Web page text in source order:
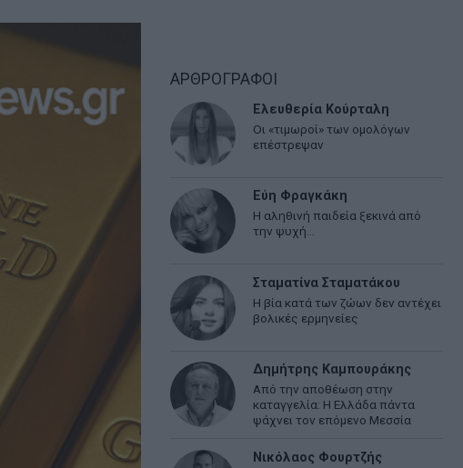
ΑΡΘΡΟΓΡΑΦΟΙ
Ελευθερία Κούρταλη
Οι «τιμωροί» των ομολόγων
επέστρεψαν
Εύη Φραγκάκη
Η αληθινή παιδεία ξεκινά από
την ψυχή…
Σταματίνα Σταματάκου
Η βία κατά των ζώων δεν αντέχει
βολικές ερμηνείες
Δημήτρης Καμπουράκης
Από την αποθέωση στην
καταγγελία: Η Ελλάδα πάντα
ψάχνει τον επόμενο Μεσσία
Νικόλαος Φουρτζής